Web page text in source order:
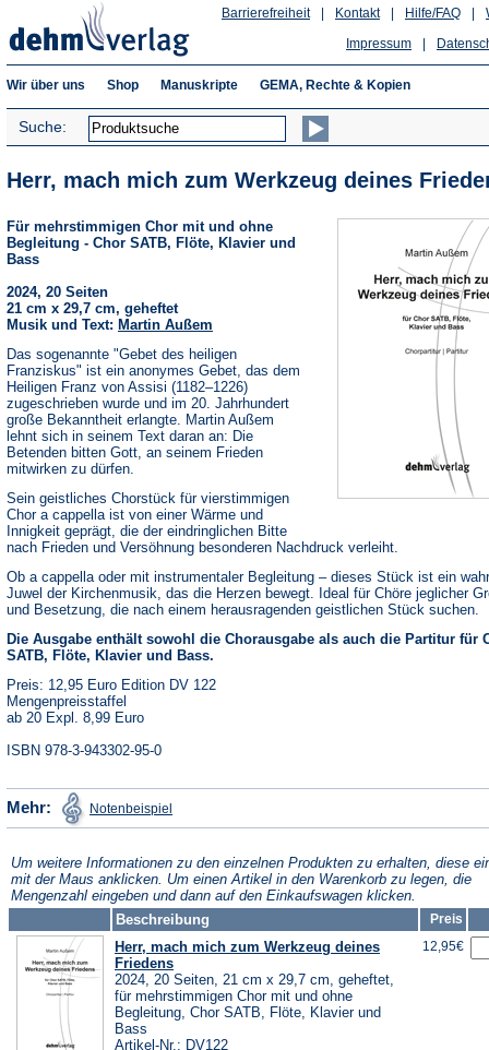
Hilfe/FAQ
Kontakt
Barrierefreiheit
Impressum
Wir über uns Shop Manuskripte GEMA, Rechte & Kopien
Suche:
Herr, mach mich zum Werkzeug deines
Für mehrstimmigen Chor mit und ohne
Begleitung - Chor SATB, Flöte, Klavier und
Bass
2024, 20 Seiten
21 cm x 29,7 cm, geheftet
Musik und Text: Martin Außem
Das sogenannte "Gebet des heiligen
Franziskus" ist ein anonymes Gebet, das dem
Heiligen Franz von Assisi (1182–1226)
zugeschrieben wurde und im 20. Jahrhundert
große Bekanntheit erlangte. Martin Außem
lehnt sich in seinem Text daran an: Die
Betenden bitten Gott, an seinem Frieden
mitwirken zu dürfen.
Sein geistliches Chorstück für vierstimmigen
Chor a cappella ist von einer Wärme und
Innigkeit geprägt, die der eindringlichen Bitte
nach Frieden und Versöhnung besonderen Nachdruck verleiht.
Ob a cappella oder mit instrumentaler Begleitung – dieses Stück ist ein
Juwel der Kirchenmusik, das die Herzen bewegt. Ideal für Chöre jeglicher
und Besetzung, die nach einem herausragenden geistlichen Stück suchen.
Die Ausgabe enthält sowohl die Chorausgabe als auch die Partitur für
SATB, Flöte, Klavier und Bass.
Preis: 12,95 Euro Edition DV 122
Mengenpreisstaffel
ab 20 Expl. 8,99 Euro
ISBN 978-3-943302-95-0
Mehr: Notenbeispiel in
einem
Tab)
Um weitere Informationen zu den einzelnen Produkten zu erhalten, diese
mit der Maus anklicken. Um einen Artikel in den Warenkorb zu legen, die
Mengenzahl eingeben und dann auf den Einkaufswagen klicken.
Beschreibung
Preis
Herr, mach mich zum Werkzeug deines
Friedens
2024, 20 Seiten, 21 cm x 29,7 cm, geheftet,
für mehrstimmigen Chor mit und ohne
Begleitung, Chor SATB, Flöte, Klavier und
Bass
Artikel-Nr.: DV122
12,95€